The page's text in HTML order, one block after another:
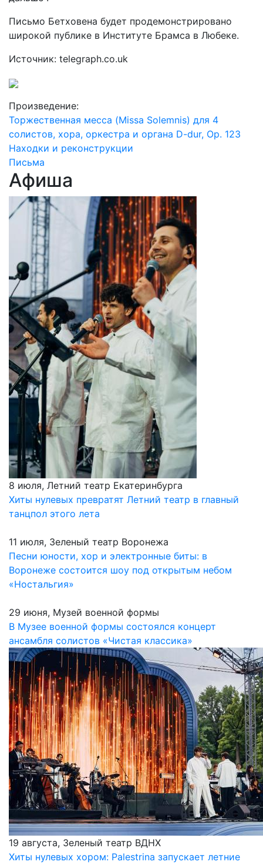
Письмо Бетховена будет продемонстрировано
широкой публике в Институте Брамса в Любеке.
Источник: telegraph.co.uk
Произведение:
Торжественная месса (Missa Solemnis) для 4
солистов, хора, оркестра и органа D-dur, Op. 123
Находки и реконструкции
Письма
Афиша
8 июля, Летний театр Екатеринбурга
Хиты нулевых превратят Летний театр в главный
танцпол этого лета
11 июля, Зеленый театр Воронежа
Песни юности, хор и электронные биты: в
Воронеже состоится шоу под открытым небом
«Ностальгия»
29 июня, Музей военной формы
В Музее военной формы состоялся концерт
ансамбля солистов «Чистая классика»
19 августа, Зеленый театр ВДНХ
Хиты нулевых хором: Palestrina запускает летние